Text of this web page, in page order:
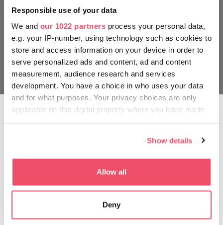
Responsible use of your data
We and our 1022 partners process your personal data,
e.g. your IP-number, using technology such as cookies to
store and access information on your device in order to
serve personalized ads and content, ad and content
measurement, audience research and services
development. You have a choice in who uses your data
and for what purposes. Your privacy choices are only
applicable on this digital property where you have made
If you allow, we would also like to:
which can be accurate to within several meters
Identify your device by actively scanning it for
specific characteristics (fingerprinting)
Show details
Allow all
Deny
De-a lungul unor trasee turistice populare, în mijlocul
pădurilor, aveți posibilitatea de a culege leurdă, pentru a
îmbina obținerea unor bunătăți de primăvară cu o excursie
pe cinste. Culesul de leurdă este reglementat în mod serios
(de ex.: este interzisă culegerea leurdei de pe spațiile
două kilograme, etc.). Să țineți cont de aceste reguli în orice
situație, și dacă nu sunteți siguri, că veți recunoaște planta,